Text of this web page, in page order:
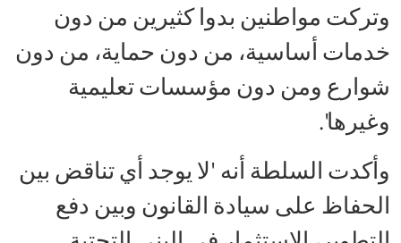
وتركت مواطنين بدوا كثيرين من دون
خدمات أساسية، من دون حماية، من دون
شوارع ومن دون مؤسسات تعليمية
وغيرها'.
وأكدت السلطة أنه 'لا يوجد أي تناقض بين
الحفاظ على سيادة القانون وبين دفع